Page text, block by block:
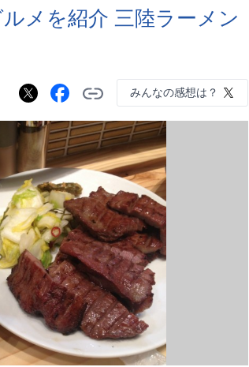
メを紹介 三陸ラーメン
みんなの感想は？